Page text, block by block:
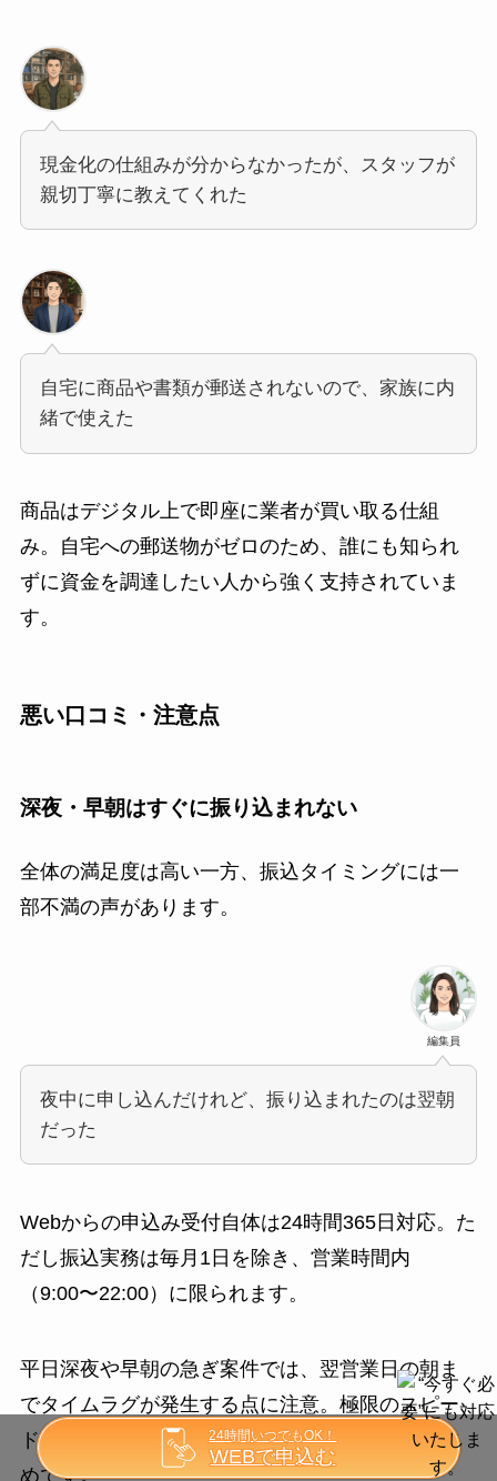
現金化の仕組みが分からなかったが、スタッフが
親切丁寧に教えてくれた
自宅に商品や書類が郵送されないので、家族に内
緒で使えた
商品はデジタル上で即座に業者が買い取る仕組
み。自宅への郵送物がゼロのため、誰にも知られ
ずに資金を調達したい人から強く支持されていま
す。
悪い口コミ・注意点
深夜・早朝はすぐに振り込まれない
全体の満足度は高い一方、振込タイミングには一
部不満の声があります。
編集員
夜中に申し込んだけれど、振り込まれたのは翌朝
だった
Webからの申込み受付自体は24時間365日対応。た
だし振込実務は毎月1日を除き、営業時間内
（9:00〜22:00）に限られます。
平日深夜や早朝の急ぎ案件では、翌営業日の朝ま
でタイムラグが発生する点に注意。極限のスピー
ドを求めるなら、申込み時間帯を選ぶのがおすす
めです。
24時間いつでもOK！
WEBで申込む